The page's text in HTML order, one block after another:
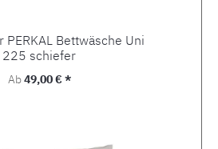
PERKAL Bettwäsche Uni
225 schiefer
Regulärer Preis:
Ab49,00 € *